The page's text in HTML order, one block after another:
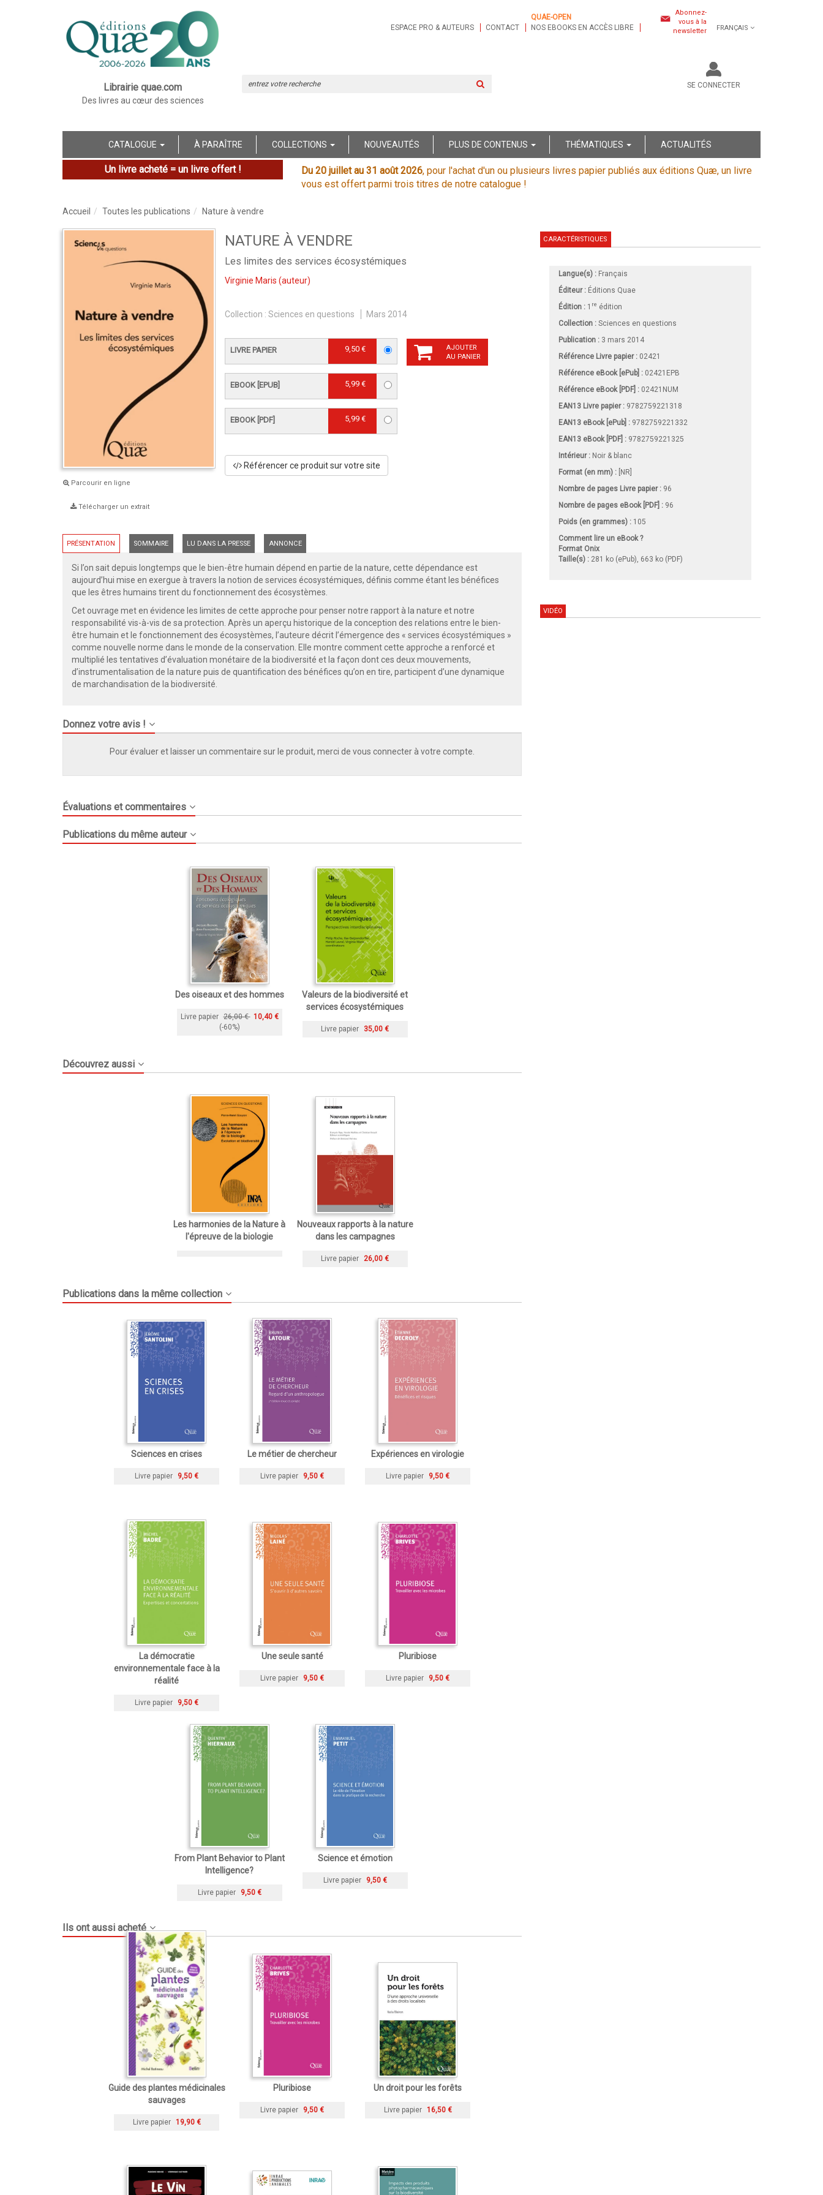
Librairie quae.com
Des livres au cœur des sciences
ESPACE PRO & AUTEURS CONTACT
QUAE-OPEN
NOS EBOOKS EN ACCÈS LIBRE
Abonnez-
vous à la
newsletter
FRANÇAIS
SE CONNECTER
CATALOGUE À PARAÎTRE COLLECTIONS NOUVEAUTÉS PLUS DE CONTENUS THÉMATIQUES ACTUALITÉS
Un livre acheté = un livre offert ! Du 20 juillet au 31 août 2026, pour l'achat d'un ou plusieurs livres papier publiés aux éditions Quæ, un livre
vous est offert parmi trois titres de notre catalogue !
Accueil Toutes les publications Nature à vendre
Parcourir en ligne
Télécharger un extrait
NATURE À VENDRE
Les limites des services écosystémiques
Virginie Maris (auteur)
Collection : Sciences en questions Mars 2014
LIVRE PAPIER 9,50 €
EBOOK [EPUB] 5,99 €
EBOOK [PDF] 5,99 €
AJOUTER
AU PANIER
Référencer ce produit sur votre site
PRÉSENTATION SOMMAIRE LU DANS LA PRESSE ANNONCE
Si l’on sait depuis longtemps que le bien-être humain dépend en partie de la nature, cette dépendance est
aujourd’hui mise en exergue à travers la notion de services écosystémiques, définis comme étant les bénéfices
que les êtres humains tirent du fonctionnement des écosystèmes.
Cet ouvrage met en évidence les limites de cette approche pour penser notre rapport à la nature et notre
responsabilité vis-à-vis de sa protection. Après un aperçu historique de la conception des relations entre le bien-
être humain et le fonctionnement des écosystèmes, l’auteure décrit l’émergence des « services écosystémiques »
comme nouvelle norme dans le monde de la conservation. Elle montre comment cette approche a renforcé et
multiplié les tentatives d’évaluation monétaire de la biodiversité et la façon dont ces deux mouvements,
d’instrumentalisation de la nature puis de quantification des bénéfices qu’on en tire, participent d’une dynamique
de marchandisation de la biodiversité.
Donnez votre avis !
Pour évaluer et laisser un commentaire sur le produit, merci de vous connecter à votre compte.
Évaluations et commentaires
Publications du même auteur
Des oiseaux et des hommes
Livre papier 26,00 € 10,40 €
(-60%)
Valeurs de la biodiversité et
services écosystémiques
Livre papier 35,00 €
Découvrez aussi
Les harmonies de la Nature à
l'épreuve de la biologie
Nouveaux rapports à la nature
dans les campagnes
Livre papier 26,00 €
Publications dans la même collection
Sciences en crises
Livre papier 9,50 €
Le métier de chercheur
Livre papier 9,50 €
Expériences en virologie
Livre papier 9,50 €
La démocratie
environnementale face à la
réalité
Livre papier 9,50 €
Une seule santé
Livre papier 9,50 €
Pluribiose
Livre papier 9,50 €
From Plant Behavior to Plant
Intelligence?
Livre papier 9,50 €
Science et émotion
Livre papier 9,50 €
Ils ont aussi acheté
Guide des plantes médicinales
sauvages
Livre papier 19,90 €
Pluribiose
Livre papier 9,50 €
Un droit pour les forêts
Livre papier 16,50 €
CARACTÉRISTIQUES
Langue(s) : Français
Éditeur : Éditions Quae
Édition : 1 re édition
Collection : Sciences en questions
Publication : 3 mars 2014
Référence Livre papier : 02421
Référence eBook [ePub] : 02421EPB
Référence eBook [PDF] : 02421NUM
EAN13 Livre papier : 9782759221318
EAN13 eBook [ePub] : 9782759221332
EAN13 eBook [PDF] : 9782759221325
Intérieur : Noir & blanc
Format (en mm) : [NR]
Nombre de pages Livre papier: 96
Nombre de pages eBook [PDF] : 96
Poids (en grammes) : 105
Comment lire un eBook ?
Format Onix
Taille(s) : 281 ko (ePub), 663 ko (PDF)
VIDÉO